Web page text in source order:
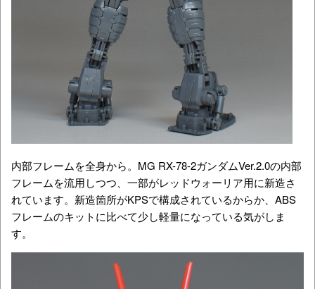
内部フレームを全身から。MG RX-78-2ガンダムVer.2.0の内部
フレームを流用しつつ、一部がレッドウォーリア用に新造さ
れています。新造箇所がKPSで構成されているからか、ABS
フレームのキットに比べて少し軽量になっている気がしま
す。